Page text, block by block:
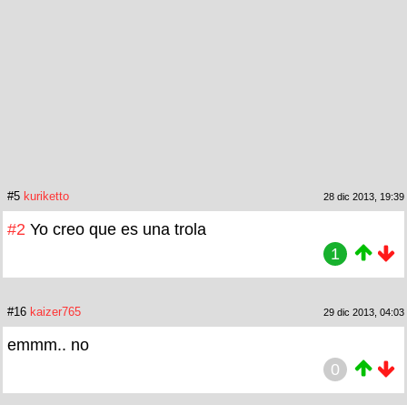
#5 kuriketto 28 dic 2013, 19:39
#2 Yo creo que es una trola
1
#16 kaizer765 29 dic 2013, 04:03
emmm.. no
0